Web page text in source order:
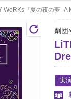
WoRKs『夏の夜の夢 -A
劇団
実